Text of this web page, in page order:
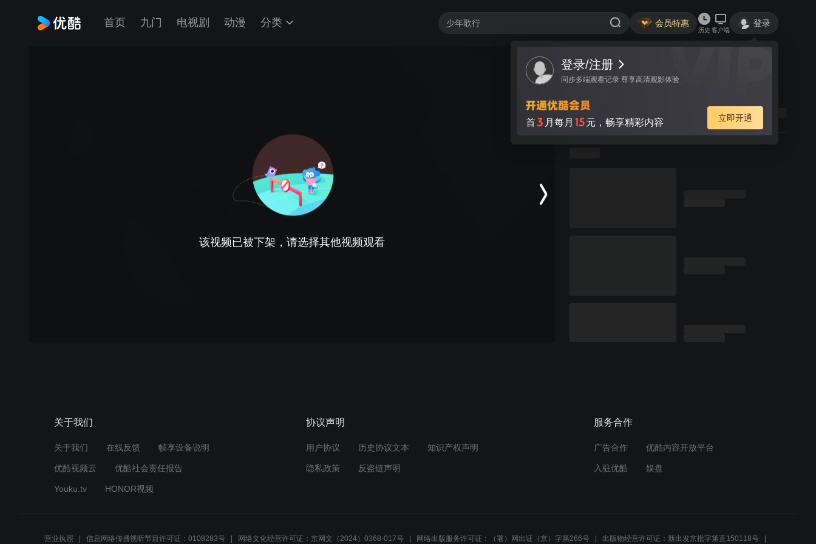
首页 九门 电视剧 动漫 分类 会员特惠
历史 客户端
登录
登录/注册
同步多端观看记录 尊享高清观影体验
首3 月每月 15元，畅享精彩内容 立即开通
该视频已被下架，请选择其他视频观看
关于我们
关于我们 在线反馈 帧享设备说明
优酷视频云 优酷社会责任报告
Youku.tv HONOR视频
协议声明
用户协议 历史协议文本 知识产权声明
隐私政策 反盗链声明
服务合作
广告合作 优酷内容开放平台
入驻优酷 娱盘
营业执照 信息网络传播视听节目许可证：0108283号 网络文化经营许可证：京网文（2024）0368-017号 网络出版服务许可证：（署）网出证（京）字第266号 出版物经营许可证：新出发京批字第直150118号